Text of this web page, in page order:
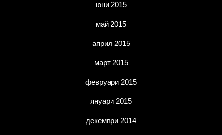
юни 2015
май 2015
април 2015
март 2015
февруари 2015
януари 2015
декември 2014